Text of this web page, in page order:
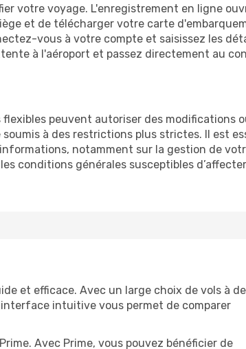
votre voyage. L'enregistrement en ligne
et de télécharger votre carte
vous à votre compte et saisissez les
à l'aéroport et passez directement au
peuvent autoriser des modifications
à des restrictions plus strictes. Il est
notamment sur la gestion de
conditions générales susceptibles
et efficace. Avec un large choix de vols à
intuitive vous permet de comparer
Avec Prime, vous pouvez bénéficier de